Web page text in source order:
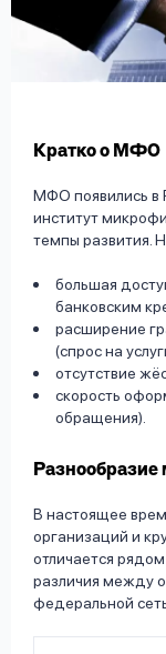
Кратко о МФО
МФО появились в
институт
темпы развития.
большая
банковским
расширение
(спрос на
отсутствие
скорость
обращения).
Разнообразие
В настоящее
организаций и
отличается
различия между
федеральной
Войти под
Задать
вопрос
на
вопросы
обработку
личных
данных